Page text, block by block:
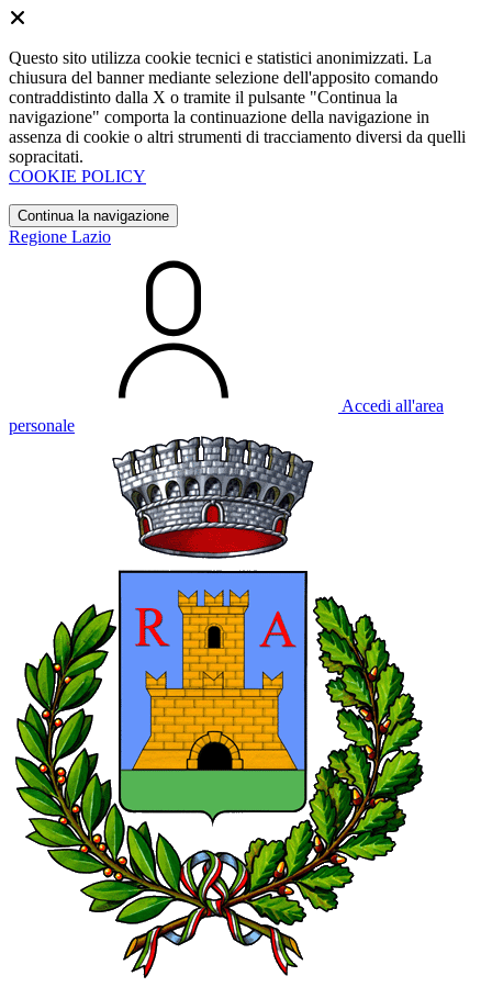
Questo sito utilizza cookie tecnici e statistici anonimizzati. La
chiusura del banner mediante selezione dell'apposito comando
contraddistinto dalla X o tramite il pulsante "Continua la
navigazione" comporta la continuazione della navigazione in
assenza di cookie o altri strumenti di tracciamento diversi da quelli
sopracitati.
COOKIE POLICY
Continua la navigazione
Regione Lazio
Accedi all'area
personale